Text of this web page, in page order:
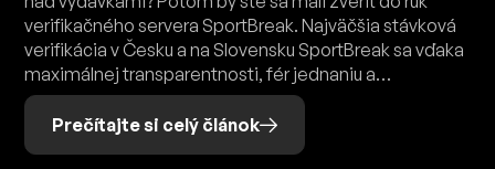
vzhľade!
verifikácia v Česku a na Slovensku SportBreak sa vďaka
maximálnej transparentnosti, fér jednaniu a
vstretnému prístupu k svojim klientom rýchlo stala
najväčšou platformou na českom trhu. Neúnavné úsilie
majiteľov SportBreak bojovať proti podvodníkom na
českom trhu napravuje poškriabanú povesť platených
Prečítajte si celý článok